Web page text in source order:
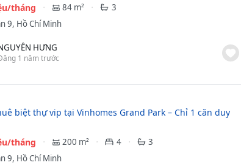
tháng
84 m²
3
9, Hồ Chí Minh
HƯNG
1 năm trước
biệt thự vip tại Vinhomes Grand Park – Chỉ 1 căn duy
tháng
200 m² 4
3
9, Hồ Chí Minh